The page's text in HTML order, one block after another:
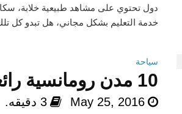
دول تحتوي على مشاهد طبيعية خلابة،
خدمة التعليم بشكل مجاني، هل تبدو كل
سياحة
10 مدن رومانسية رائعة..لسياحة خيالية
May 25, 2016 3 دقيقه.